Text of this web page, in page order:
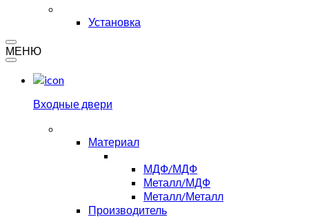
Установка
МЕНЮ
Входные двери
Материал
МДФ/МДФ
Металл/МДФ
Металл/Металл
Производитель